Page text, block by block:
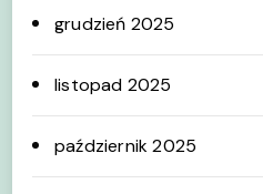
grudzień 2025
listopad 2025
październik 2025